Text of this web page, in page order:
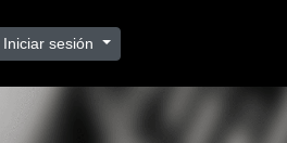
Iniciar sesión